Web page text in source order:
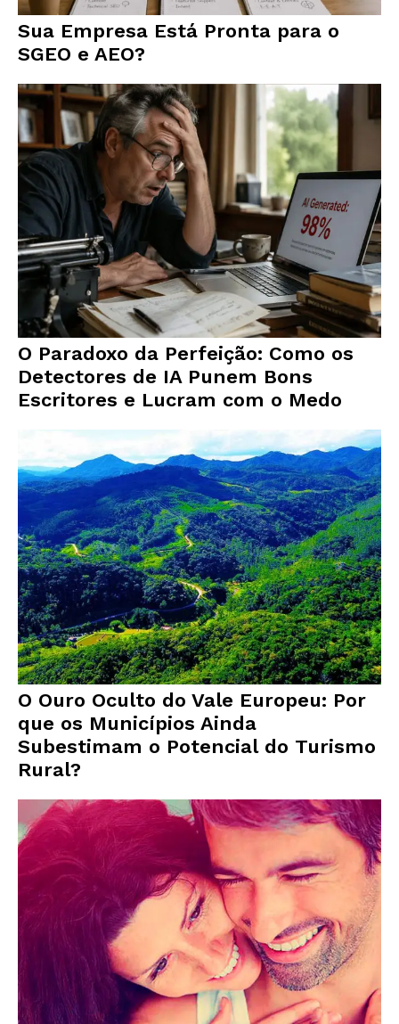
Sua Empresa Está Pronta para o
SGEO e AEO?
O Paradoxo da Perfeição: Como os
Detectores de IA Punem Bons
Escritores e Lucram com o Medo
O Ouro Oculto do Vale Europeu: Por
que os Municípios Ainda
Subestimam o Potencial do Turismo
Rural?